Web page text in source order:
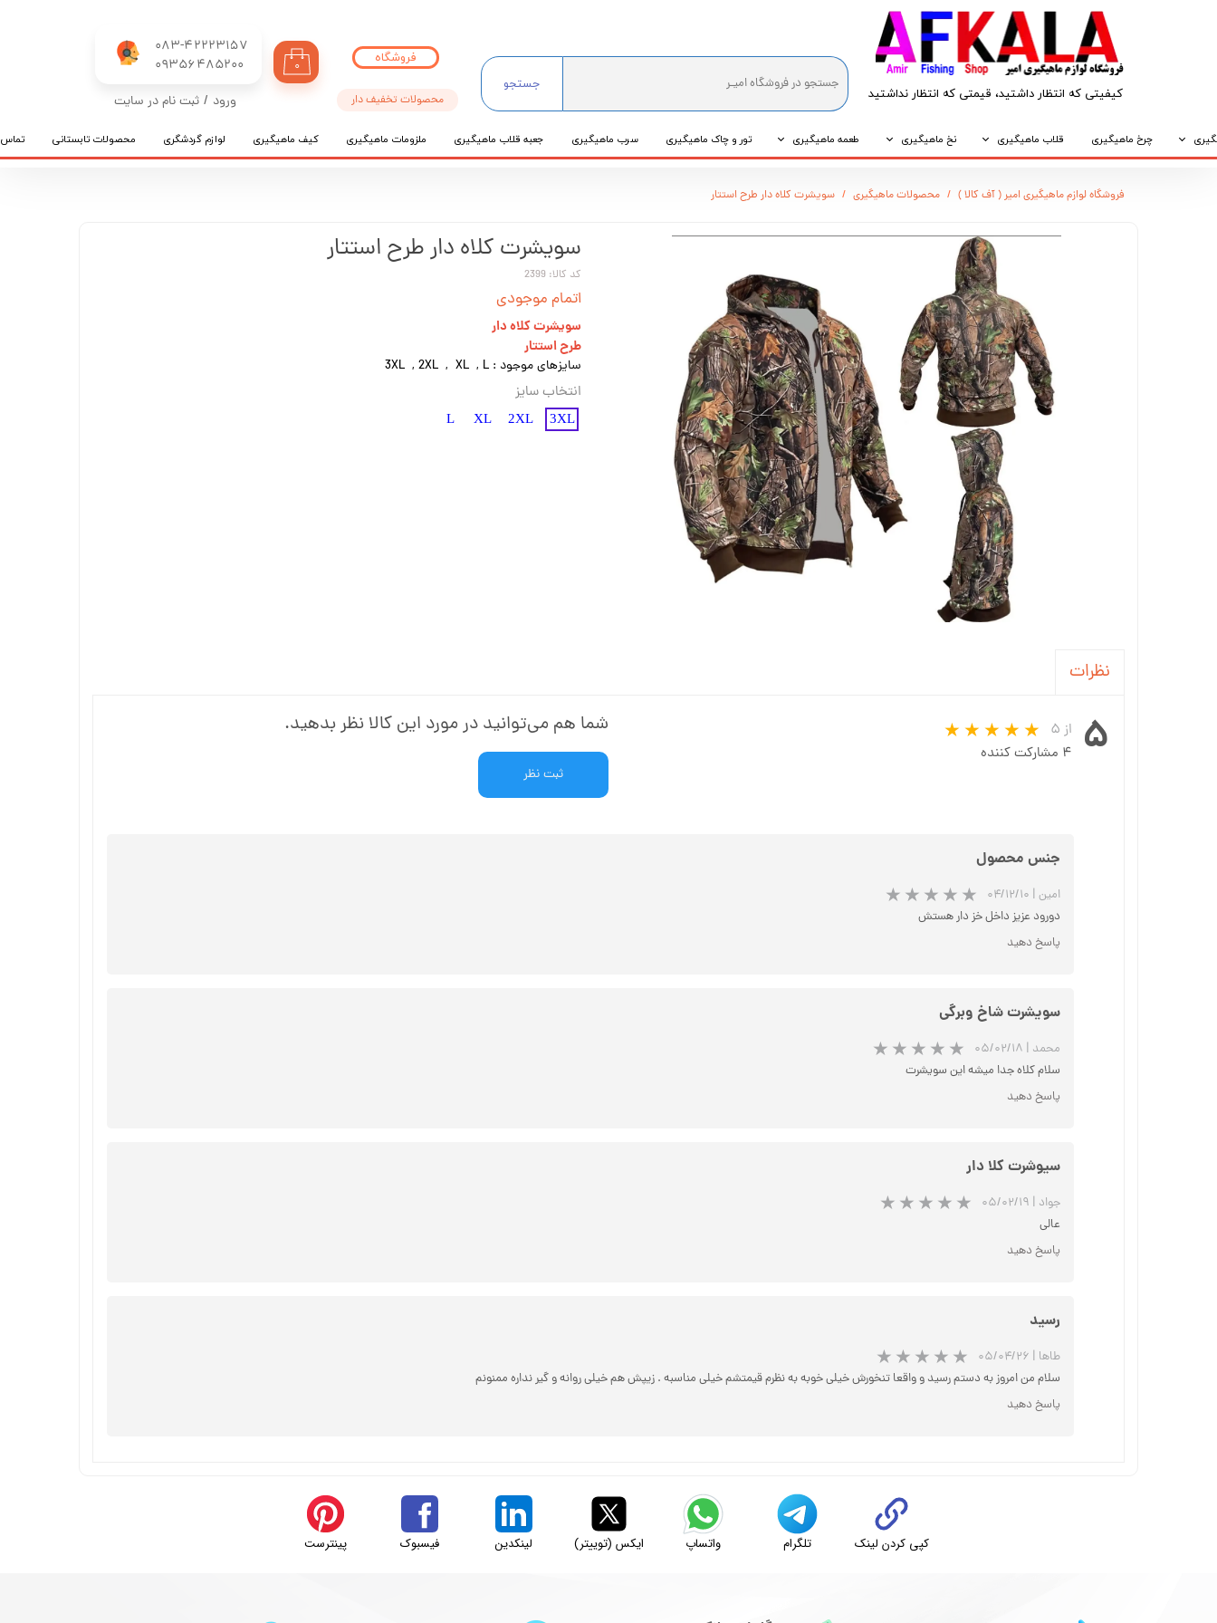
کیفیتی که انتظار داشتید، قیمتی که انتظار نداشتید​​​​​​​
083-42223157
​​​​​​​09356485200
جستجو
۰
ورود / ثبت نام در سایت
تغییر گذر واژه
چرخ ماهیگیری قلاب ماهیگیری نخ ماهیگیری طعمه ماهیگیری تور و چاک ماهیگیری سرب ماهیگیری جعبه قلاب ماهیگیری ملزومات ماهیگیری کیف ماهیگیری لوازم گردشگری محصولات تابستانی تماس
محصولات تخفیف دار
فروشگاه
فروشگاه لوازم ماهیگیری امیر ( آف کالا ) محصولات ماهیگیری سویشرت کلاه دار طرح استتار
سویشرت کلاه دار طرح استتار
کد کالا: 2399
اتمام موجودی
سویشرت کلاه دار
طرح استتار
سایزهای موجود : 3XL , 2XL , XL , L
انتخاب سایز
3XL
2XL
XL
L
نظرات
۵
از ۵
۴ مشارکت کننده
شما هم می‌توانید در مورد این کالا نظر بدهید.
ثبت نظر
جنس محصول
امین | ۰۴/۱۲/۱۰
دورود عزیز داخل خز دار هستش
پاسخ دهید
سویشرت شاخ وبرگی
محمد | ۰۵/۰۲/۱۸
سلام کلاه جدا میشه این سویشرت
پاسخ دهید
سیوشرت کلا دار
جواد | ۰۵/۰۲/۱۹
عالی
پاسخ دهید
رسید
طاها | ۰۵/۰۴/۲۶
سلام من امروز به دستم رسید و واقعا تنخورش خیلی خوبه به نظرم قیمتشم خیلی مناسبه . زیپش هم خیلی روانه و گیر نداره ممنونم
پاسخ دهید
کپی کردن لینک تلگرام واتساپ ایکس (توییتر) لینکدین فیسبوک پینترست